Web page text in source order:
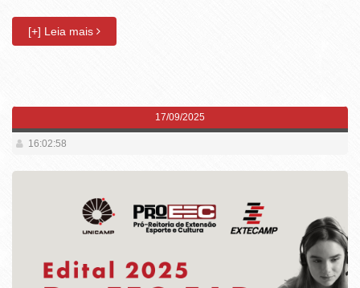
[+] Leia mais
17/09/2025
16:02:58